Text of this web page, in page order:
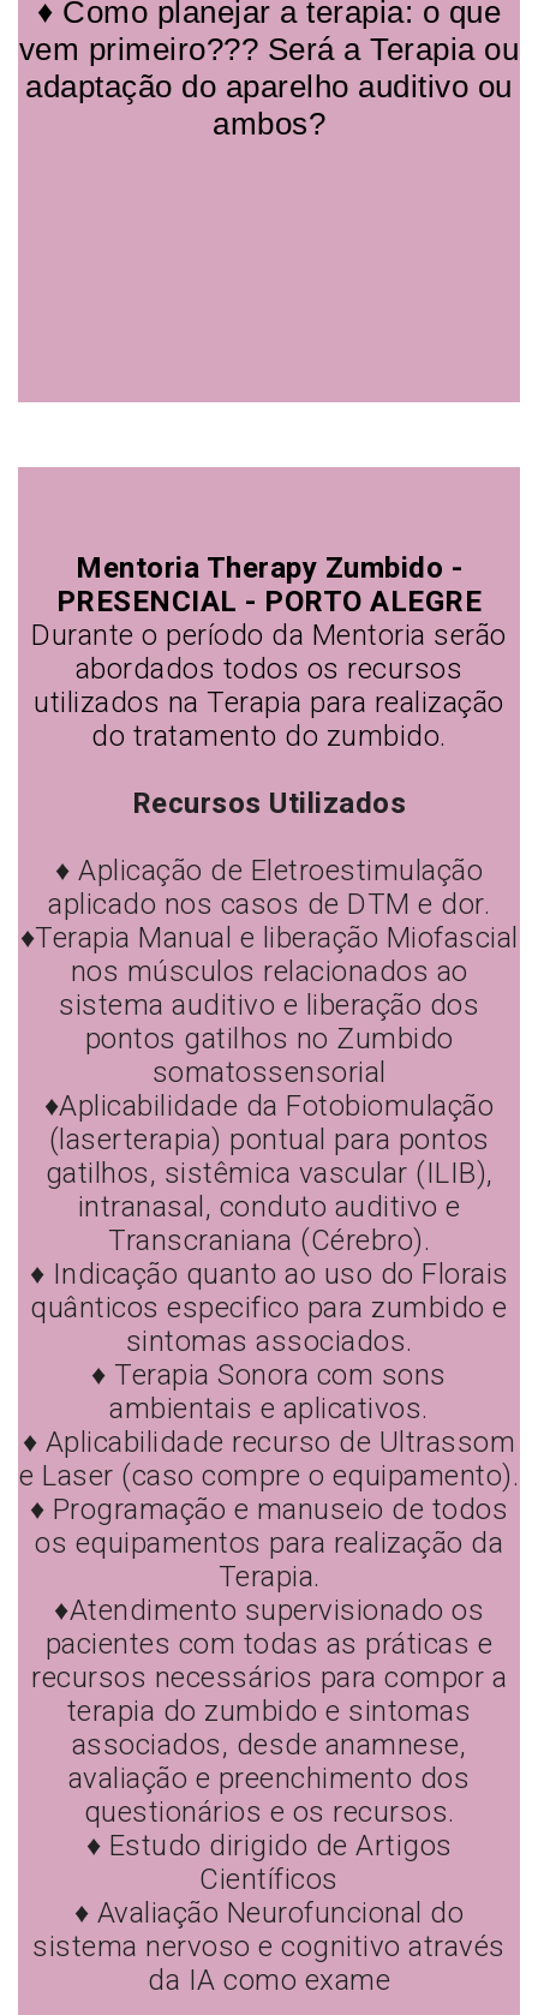
♦ Como planejar a terapia: o que
vem primeiro??? Será a Terapia ou
adaptação do aparelho auditivo ou
ambos?
Mentoria Therapy Zumbido -
PRESENCIAL - PORTO ALEGRE
Durante o período da Mentoria serão
abordados todos os recursos
utilizados na Terapia para realização
do tratamento do zumbido.
Recursos Utilizados
♦ Aplicação de Eletroestimulação
aplicado nos casos de DTM e dor.
♦Terapia Manual e liberação Miofascial
nos músculos relacionados ao
sistema auditivo e liberação dos
pontos gatilhos no Zumbido
somatossensorial
♦Aplicabilidade da Fotobiomulação
(laserterapia) pontual para pontos
gatilhos, sistêmica vascular (ILIB),
intranasal, conduto auditivo e
Transcraniana (Cérebro).
♦ Indicação quanto ao uso do Florais
quânticos especifico para zumbido e
sintomas associados.
♦ Terapia Sonora com sons
ambientais e aplicativos.
♦ Aplicabilidade recurso de Ultrassom
e Laser (caso compre o equipamento).
♦ Programação e manuseio de todos
os equipamentos para realização da
Terapia.
♦Atendimento supervisionado os
pacientes com todas as práticas e
recursos necessários para compor a
terapia do zumbido e sintomas
associados, desde anamnese,
avaliação e preenchimento dos
questionários e os recursos.
♦ Estudo dirigido de Artigos
Científicos
♦ Avaliação Neurofuncional do
sistema nervoso e cognitivo através
da IA como exame